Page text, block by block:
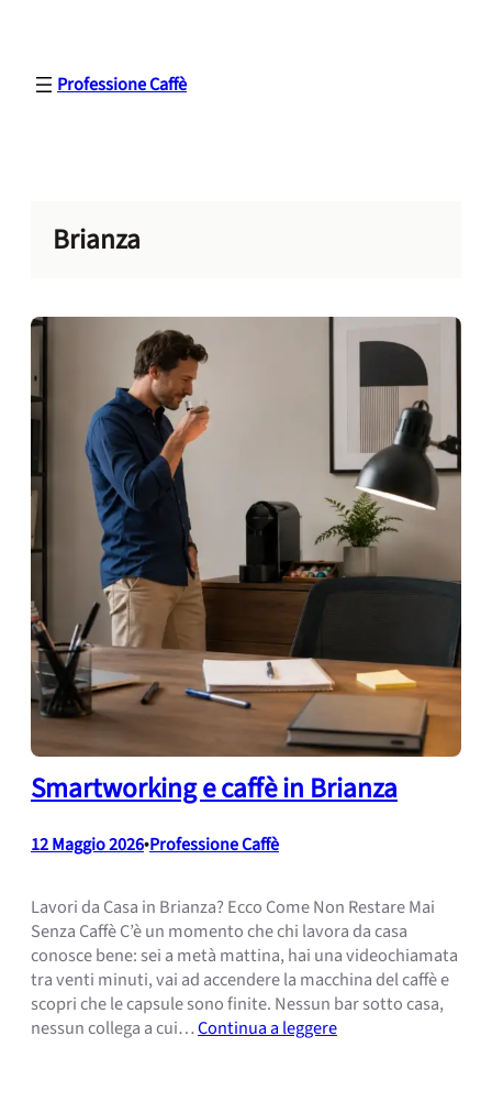
Professione Caffè
Brianza
Smartworking e caffè in Brianza
12 Maggio 2026•Professione Caffè
Lavori da Casa in Brianza? Ecco Come Non Restare Mai
Senza Caffè C’è un momento che chi lavora da casa
conosce bene: sei a metà mattina, hai una videochiamata
tra venti minuti, vai ad accendere la macchina del caffè e
scopri che le capsule sono finite. Nessun bar sotto casa,
nessun collega a cui…Continua a leggere